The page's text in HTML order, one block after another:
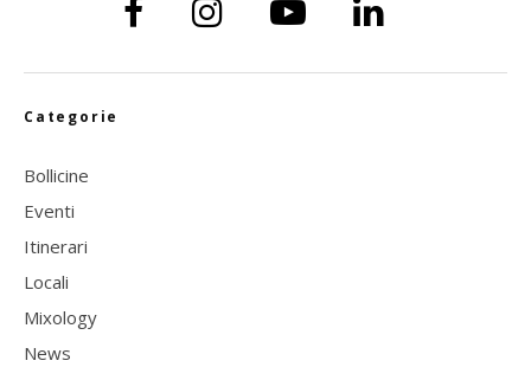
Categorie
Bollicine
Eventi
Itinerari
Locali
Mixology
News